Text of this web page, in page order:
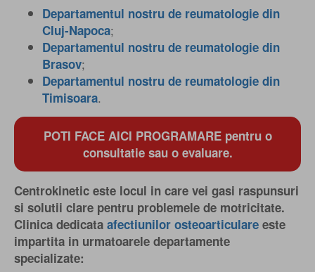
Departamentul nostru de reumatologie din
Cluj-Napoca;
Departamentul nostru de reumatologie din
Brasov;
Departamentul nostru de reumatologie din
Timisoara.
POTI FACE AICI PROGRAMARE pentru o
consultatie sau o evaluare.
Centrokinetic este locul in care vei gasi raspunsuri
si solutii clare pentru problemele de motricitate.
Clinica dedicata afectiunilor osteoarticulare este
impartita in urmatoarele departamente
specializate: